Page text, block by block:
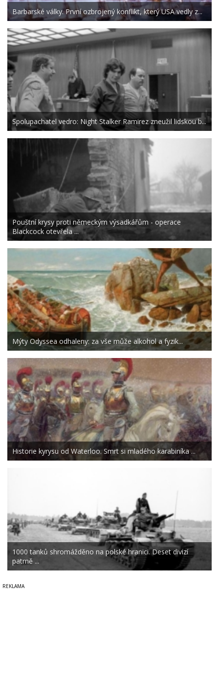
Barbarské války. První ozbrojený konflikt, který USA vedly z...
Spolupachatel vedro: Night Stalker Ramirez zneužil lidskou b...
Pouštní krysy proti německým výsadkářům - operace
Blackcock otevřela ...
Mýty Odyssea odhaleny: za vše může alkohol a fyzik...
Historie kyrysu od Waterloo. Smrt si mladého karabiníka ...
1000 tanků shromážděno na polské hranici. Deset divizí
patrně ...